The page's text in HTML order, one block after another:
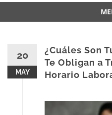
20
MAY
¿Cuáles Son
Te Obligan a
Horario